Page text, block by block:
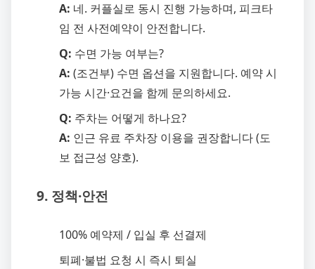
A: 네. 커플실로 동시 진행 가능하며, 피크타
임 전 사전예약이 안전합니다.
Q: 수면 가능 여부는?
A: (조건부) 수면 옵션을 지원합니다. 예약 시
가능 시간·요건을 함께 문의하세요.
Q: 주차는 어떻게 하나요?
A: 인근 유료 주차장 이용을 권장합니다 (도
보 접근성 양호).
9. 정책·안전
100% 예약제 / 입실 후 선결제
퇴폐·불법 요청 시 즉시 퇴실